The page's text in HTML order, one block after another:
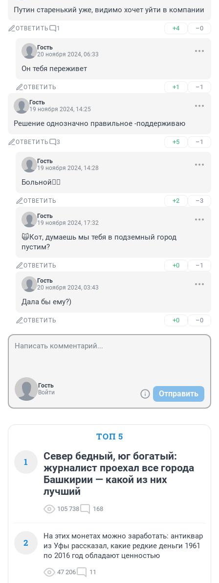
Путин старенький уже, видимо хочет уйти в компании
ОТВЕТИТЬ 1 +4 –0
Гость
20 ноября 2024, 06:33
Он тебя переживет
ОТВЕТИТЬ +1 –1
Гость
19 ноября 2024, 14:25
Решение однозначно правильное -поддерживаю
ОТВЕТИТЬ 3 +5 –1
Гость
19 ноября 2024, 14:28
Больной🤷‍♂️
ОТВЕТИТЬ +2 –3
Гость
19 ноября 2024, 17:32
🙀Кот, думаешь мы тебя в подземный город
пустим?
ОТВЕТИТЬ +0 –1
Гость
20 ноября 2024, 03:43
Дала бы ему?)
ОТВЕТИТЬ +0 –0
Гость
Войти
Отправить
ТОП 5
1
Север бедный, юг богатый:
журналист проехал все города
Башкирии — какой из них
лучший
105 738 168
2
На этих монетах можно заработать: антиквар
из Уфы рассказал, какие редкие деньги 1961
по 2016 год обладают ценностью
47 206 11